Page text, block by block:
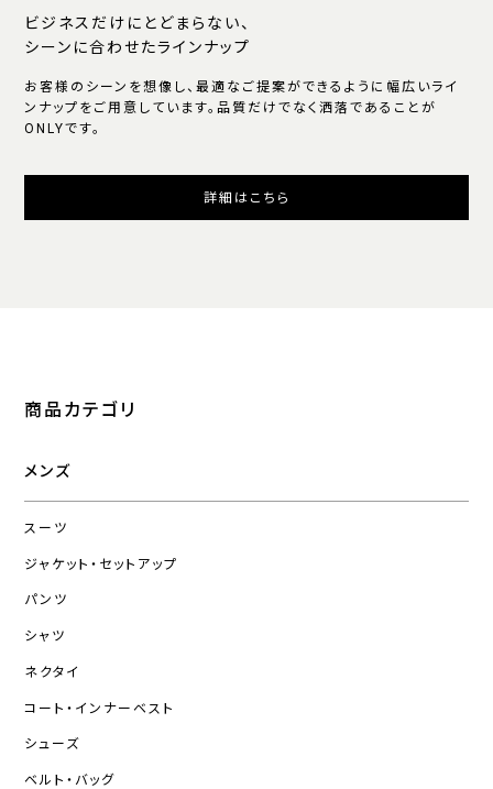
ビジネスだけにとどまらない、
シーンに合わせたラインナップ
お客様のシーンを想像し、最適なご提案ができるように幅広いライ
ンナップをご用意しています。品質だけでなく洒落であることが
ONLYです。
詳細はこちら
商品カテゴリ
メンズ
スーツ
ジャケット・セットアップ
パンツ
シャツ
ネクタイ
コート・インナーベスト
シューズ
ベルト・バッグ